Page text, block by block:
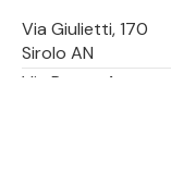
Via Giulietti, 170
Sirolo AN
Via Roma, 4